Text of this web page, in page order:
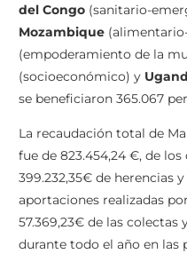
del Congo (sanitario-
Mozambique
(empoderamiento de la
(socioeconómico) y
se beneficiaron 365.067
La recaudación total de
fue de 823.454,24 €, de
399.232,35€ de herencias
aportaciones realizadas
57.369,23€ de las colectas
durante todo el año en las